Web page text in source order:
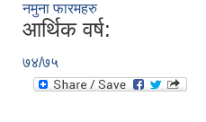
नमुना फारमहरु
आर्थिक वर्ष:
७४/७५